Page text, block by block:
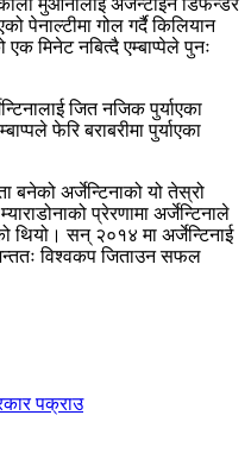
पेनाल्टीमा गोल गर्दै किलियान
मिनेट नबित्दै एम्बाप्पेले पुनः
जित नजिक पुर्याएका
फेरि बराबरीमा पुर्याएका
अर्जेन्टिनाको यो तेस्रो
प्रेरणामा अर्जेन्टिनाले
थियो। सन् २०१४ मा अर्जेन्टिनाई
विश्वकप जिताउन सफल
पक्राउ